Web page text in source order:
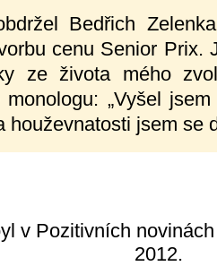
Bedřich
cenu Senior Prix.
ze života mého
monologu: „Vyšel
houževnatosti jsem se
v Pozitivních
2012.